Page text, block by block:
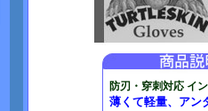
防刃・穿刺対応 イ
薄くて軽量、アン